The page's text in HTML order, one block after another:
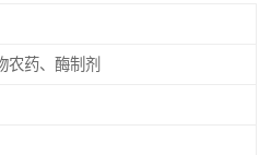
农药、酶制剂